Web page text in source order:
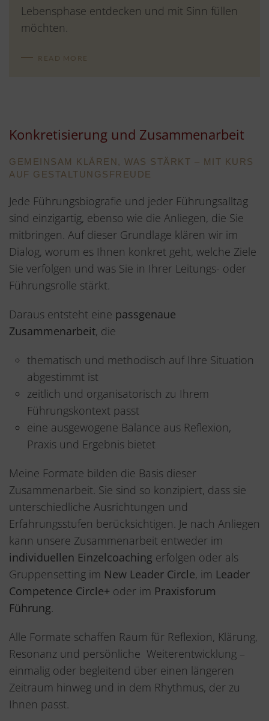
Lebensphase entdecken und mit Sinn füllen
möchten.
READ MORE
Konkretisierung und Zusammenarbeit
GEMEINSAM KLÄREN, WAS STÄRKT – MIT KURS
AUF GESTALTUNGSFREUDE
Jede Führungsbiografie und jeder Führungsalltag
sind einzigartig, ebenso wie die Anliegen, die Sie
mitbringen. Auf dieser Grundlage klären wir im
Dialog, worum es Ihnen konkret geht, welche Ziele
Sie verfolgen und was Sie in Ihrer Leitungs- oder
Führungsrolle stärkt.
Daraus entsteht eine passgenaue
Zusammenarbeit, die
thematisch und methodisch auf Ihre Situation
abgestimmt ist
zeitlich und organisatorisch zu Ihrem
Führungskontext passt
eine ausgewogene Balance aus Reflexion,
Praxis und Ergebnis bietet
Meine Formate bilden die Basis dieser
Zusammenarbeit. Sie sind so konzipiert, dass sie
unterschiedliche Ausrichtungen und
Erfahrungsstufen berücksichtigen. Je nach Anliegen
kann unsere Zusammenarbeit entweder im
individuellen Einzelcoaching erfolgen oder als
Gruppensetting im New Leader Circle, im Leader
Competence Circle+ oder im Praxisforum
Führung.
Alle Formate schaffen Raum für Reflexion, Klärung,
Resonanz und persönliche Weiterentwicklung –
einmalig oder begleitend über einen längeren
Zeitraum hinweg und in dem Rhythmus, der zu
Ihnen passt.